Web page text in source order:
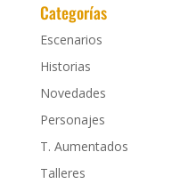
Categorías
Escenarios
Historias
Novedades
Personajes
T. Aumentados
Talleres